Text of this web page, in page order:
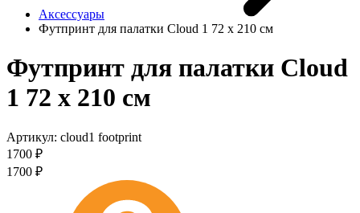
Аксессуары
Футпринт для палатки Cloud 1 72 х 210 см
Футпринт для палатки Cloud
1 72 х 210 см
Артикул: cloud1 footprint
1700 ₽
1700 ₽